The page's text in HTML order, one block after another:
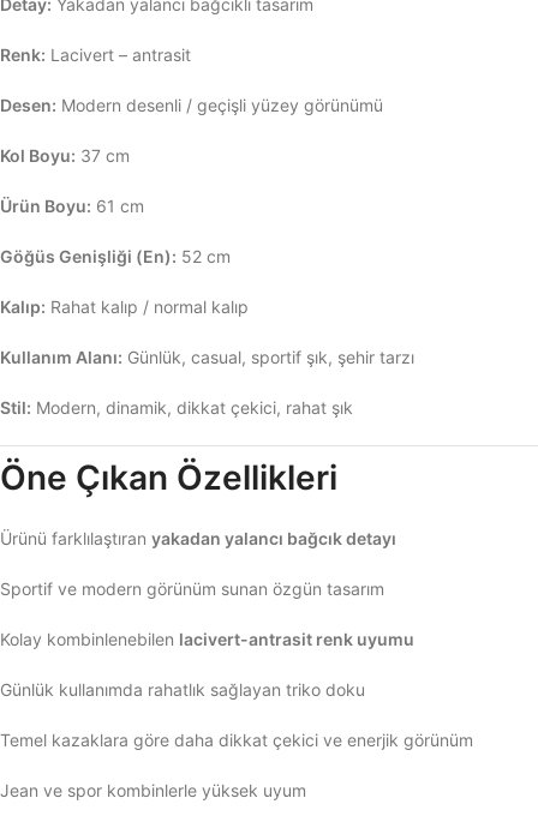
Detay: Yakadan yalancı bağcıklı tasarım
Renk: Lacivert – antrasit
Desen: Modern desenli / geçişli yüzey görünümü
Kol Boyu: 37 cm
Ürün Boyu: 61 cm
Göğüs Genişliği (En): 52 cm
Kalıp: Rahat kalıp / normal kalıp
Kullanım Alanı: Günlük, casual, sportif şık, şehir tarzı
Stil: Modern, dinamik, dikkat çekici, rahat şık
Öne Çıkan Özellikleri
Ürünü farklılaştıran yakadan yalancı bağcık detayı
Sportif ve modern görünüm sunan özgün tasarım
Kolay kombinlenebilen lacivert-antrasit renk uyumu
Günlük kullanımda rahatlık sağlayan triko doku
Temel kazaklara göre daha dikkat çekici ve enerjik görünüm
Jean ve spor kombinlerle yüksek uyum